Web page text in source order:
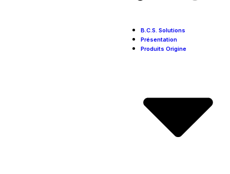
B.C.S. Solutions
Présentation
Produits Origine